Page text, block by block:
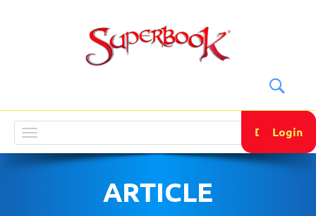
navigation
DONATE
Login
ARTICLE